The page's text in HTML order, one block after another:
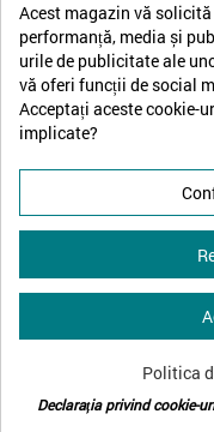
↩Retrage-te din
© 2026 -
Acest magazin vă
performanță, media și
urile de publicitate ale
vă oferi funcții de social
Acceptați aceste cookie-
implicate?
Politica
Declarația privind cookie-